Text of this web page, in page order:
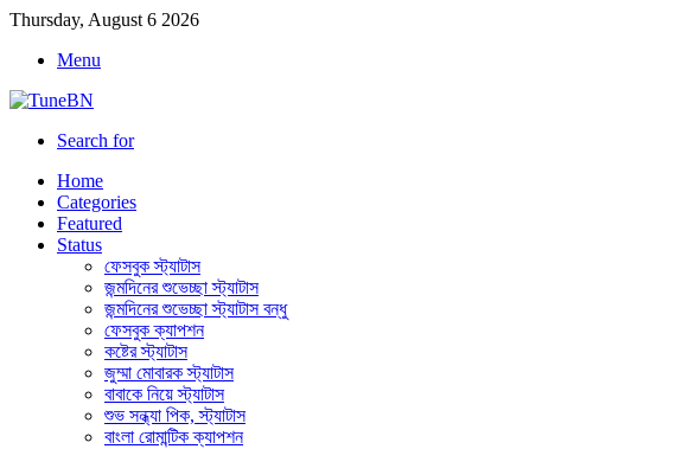
Thursday, August 6 2026
Menu
Search for
Home
Categories
Featured
Status
ফেসবুক স্ট্যাটাস
জন্মদিনের শুভেচ্ছা স্ট্যাটাস
জন্মদিনের শুভেচ্ছা স্ট্যাটাস বন্ধু
ফেসবুক ক্যাপশন
কষ্টের স্ট্যাটাস
জুম্মা মোবারক স্ট্যাটাস
বাবাকে নিয়ে স্ট্যাটাস
শুভ সন্ধ্যা পিক, স্ট্যাটাস
বাংলা রোমান্টিক ক্যাপশন